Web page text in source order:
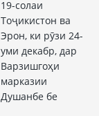
19-солаи
Тоҷикистон ва
Эрон, ки рӯзи 24-
уми декабр, дар
Варзишгоҳи
марказии
Душанбе бе